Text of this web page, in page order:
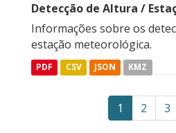
Detecção de Altura /
Informações sobre os
estação meteorológica.
PDF CSV JSON KMZ
1 2 3